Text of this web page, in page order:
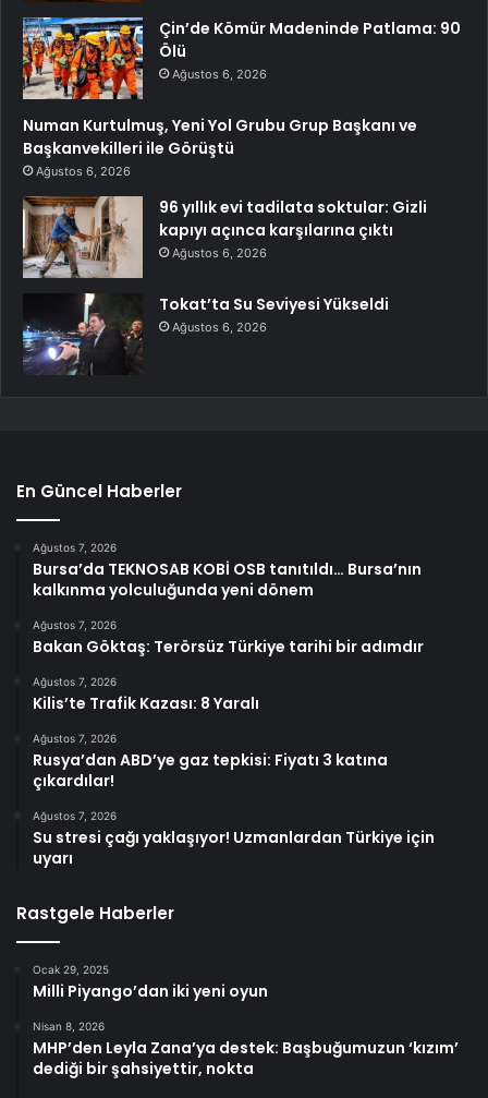
Çin’de Kömür Madeninde Patlama: 90
Ölü
Ağustos 6, 2026
Numan Kurtulmuş, Yeni Yol Grubu Grup Başkanı ve
Başkanvekilleri ile Görüştü
Ağustos 6, 2026
96 yıllık evi tadilata soktular: Gizli
kapıyı açınca karşılarına çıktı
Ağustos 6, 2026
Tokat’ta Su Seviyesi Yükseldi
Ağustos 6, 2026
En Güncel Haberler
Ağustos 7, 2026
Bursa’da TEKNOSAB KOBİ OSB tanıtıldı… Bursa’nın
kalkınma yolculuğunda yeni dönem
Ağustos 7, 2026
Bakan Göktaş: Terörsüz Türkiye tarihi bir adımdır
Ağustos 7, 2026
Kilis’te Trafik Kazası: 8 Yaralı
Ağustos 7, 2026
Rusya’dan ABD’ye gaz tepkisi: Fiyatı 3 katına
çıkardılar!
Ağustos 7, 2026
Su stresi çağı yaklaşıyor! Uzmanlardan Türkiye için
uyarı
Rastgele Haberler
Ocak 29, 2025
Milli Piyango’dan iki yeni oyun
Nisan 8, 2026
MHP’den Leyla Zana’ya destek: Başbuğumuzun ‘kızım’
dediği bir şahsiyettir, nokta